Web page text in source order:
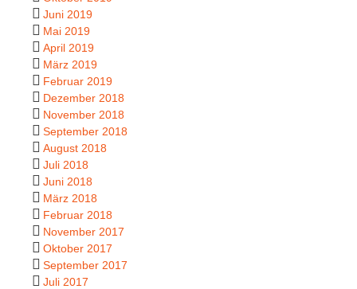
Juni 2019
Mai 2019
April 2019
März 2019
Februar 2019
Dezember 2018
November 2018
September 2018
August 2018
Juli 2018
Juni 2018
März 2018
Februar 2018
November 2017
Oktober 2017
September 2017
Juli 2017